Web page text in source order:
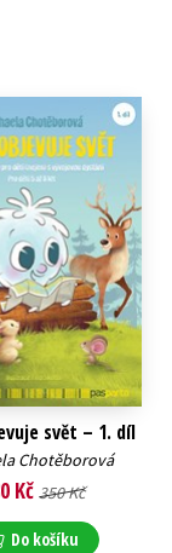
svět – 1. díl
Chotěborová
Kč 350 Kč
Do košíku